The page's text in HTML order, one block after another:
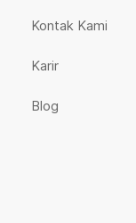
Kontak Kami
Karir
Blog